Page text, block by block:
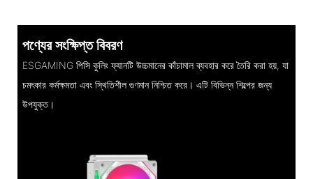
পণ্যের সংক্ষিপ্ত বিবরণ
ESGAMING পিসি কুলিং ফ্যানটি উচ্চমানের কাঁচামাল ব্যবহার করে তৈরি করা হয়, যা
চমৎকার কর্মক্ষমতা এবং স্থিতিশীল গুণমান নিশ্চিত করে। এটি বিভিন্ন শিল্পের জন্য
উপযুক্ত।